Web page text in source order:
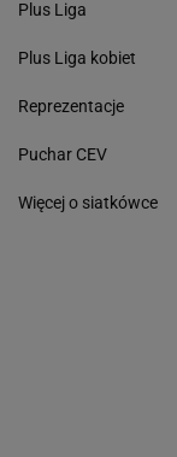
Plus Liga
Plus Liga kobiet
Reprezentacje
Puchar CEV
Więcej o siatkówce